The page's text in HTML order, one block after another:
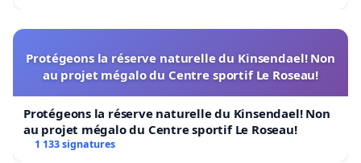
Protégeons la réserve naturelle du Kinsendael! Non
au projet mégalo du Centre sportif Le Roseau!
Protégeons la réserve naturelle du Kinsendael! Non
au projet mégalo du Centre sportif Le Roseau!
1 133 signatures